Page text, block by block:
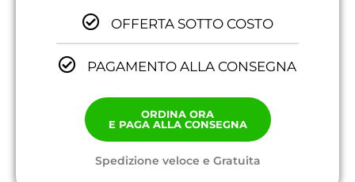
OFFERTA SOTTO COSTO
PAGAMENTO ALLA CONSEGNA
ORDINA ORA
E PAGA ALLA CONSEGNA
Spedizione veloce e Gratuita